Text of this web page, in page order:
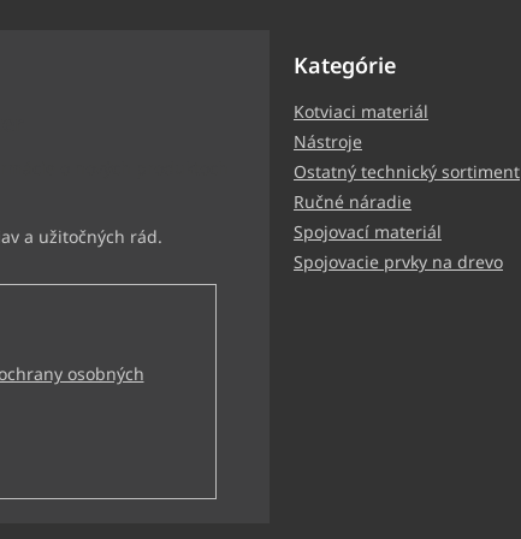
osobných
Kategórie
Kotviaci materiál
Nástroje
Ostatný technický sortiment
Ručné náradie
Spojovací materiál
Spojovacie prvky na drevo